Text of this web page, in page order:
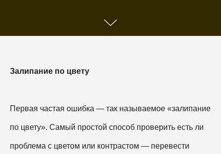
Залипание по цвету
Первая частая ошибка — так называемое «залипание
по цвету». Самый простой способ проверить есть ли
проблема с цветом или контрастом — перевести